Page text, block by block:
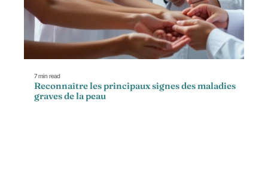
7 min read
Reconnaître les principaux signes des maladies
graves de la peau